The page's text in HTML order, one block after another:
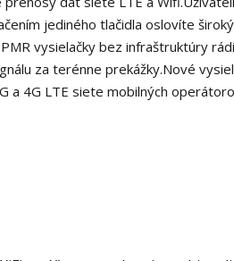
jediného tlačidla oslovíte
vysielačky bez infraštruktúry
za terénne prekážky.Nové
a 4G LTE siete mobilných